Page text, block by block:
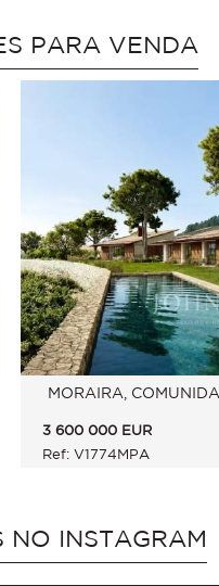
PARA VENDA
MORAIRA,
3 600 000 EUR
Ref: V1774MPA
NO INSTAGRAM